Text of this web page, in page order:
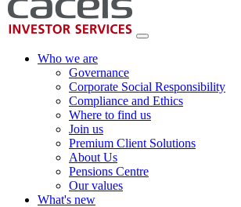
Who we are
Governance
Corporate Social Responsibility
Compliance and Ethics
Where to find us
Join us
Premium Client Solutions
About Us
Pensions Centre
Our values
What's new